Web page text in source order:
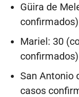
Güira de
Mariel: 30
San Antonio
casos